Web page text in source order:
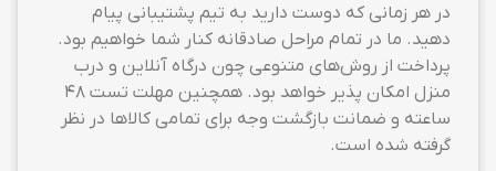
در هر زمانی که دوست دارید به تیم پشتیبانی پیام
دهید. ما در تمام مراحل صادقانه کنار شما خواهیم بود.
پرداخت از روش‌های متنوعی چون درگاه آنلاین و درب
منزل امکان پذیر خواهد بود. همچنین مهلت تست ۴۸
ساعته و ضمانت بازگشت وجه برای تمامی کالاها در نظر
گرفته شده است.